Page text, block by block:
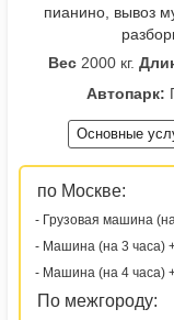
пианино, вывоз
Вес 2000 кг.
Автопарк:
Основные
по Москве:
- Грузовая машина
- Машина (на 3 часа) +
- Машина (на 4 часа)
По межгороду: